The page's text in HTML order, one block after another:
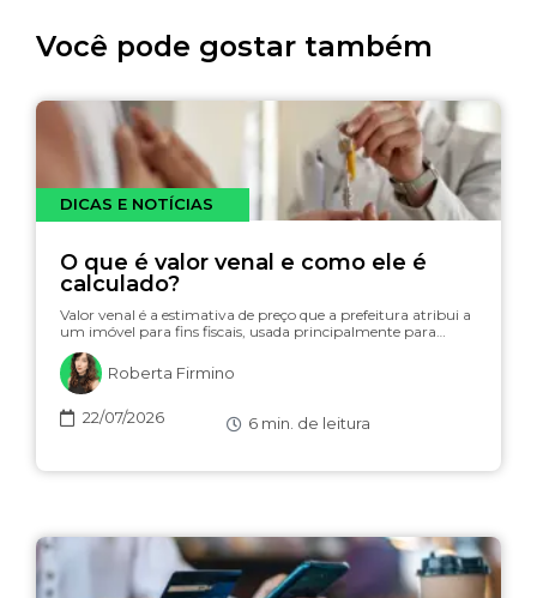
Você pode gostar também
DICAS E NOTÍCIAS
O que é valor venal e como ele é
calculado?
Valor venal é a estimativa de preço que a prefeitura atribui a
um imóvel para fins fiscais, usada principalmente para…
Roberta Firmino
22/07/2026 6 min. de leitura